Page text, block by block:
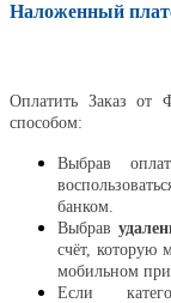
Наложенный
Оплатить Заказ от
способом:
Выбрав
банком.
Выбрав
счёт, которую
мобильном
Если